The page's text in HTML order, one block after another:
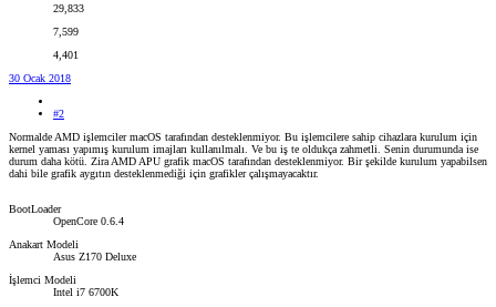
29,833
7,599
4,401
30 Ocak 2018
#2
Normalde AMD işlemciler macOS tarafından desteklenmiyor. Bu işlemcilere sahip cihazlara kurulum için
kernel yaması yapımış kurulum imajları kullanılmalı. Ve bu iş te oldukça zahmetli. Senin durumunda ise
durum daha kötü. Zira AMD APU grafik macOS tarafından desteklenmiyor. Bir şekilde kurulum yapabilsen
dahi bile grafik aygıtın desteklenmediği için grafikler çalışmayacaktır.
BootLoader
OpenCore 0.6.4
Anakart Modeli
Asus Z170 Deluxe
İşlemci Modeli
Intel i7 6700K